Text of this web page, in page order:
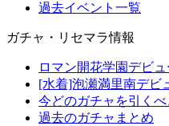
過去イベント一覧
ガチャ・リセマラ情報
ロマン開花学園デビ
[水着]泡瀬満里南デビ
今どのガチャを引く
過去のガチャまとめ